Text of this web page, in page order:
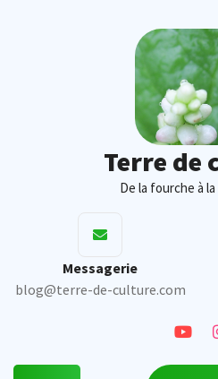
Terre de
De la fourche à
Messagerie
blog@terre-de-culture.com